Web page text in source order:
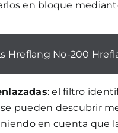
en bloque
Hreflang No-200
: el filtro
pueden descubrir
en cuenta que